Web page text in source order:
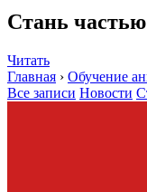
Стань
Читать
Главная › Обучение
Все записи Новости